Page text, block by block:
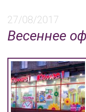
27/08/2017
Весеннее